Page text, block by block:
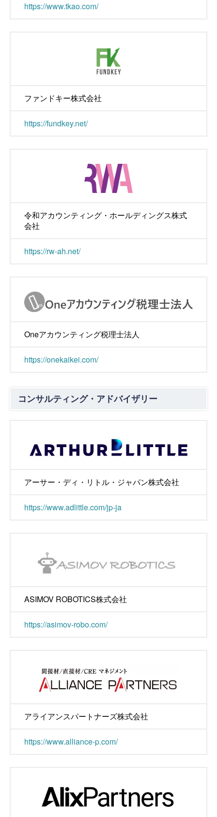
https://www.tkao.com/
ファンドキー株式会社
https://fundkey.net/
令和アカウンティング・ホールディングス株式
会社
https://rw-ah.net/
Oneアカウンティング税理士法人
https://onekaikei.com/
コンサルティング・アドバイザリー
アーサー・ディ・リトル・ジャパン株式会社
https://www.adlittle.com/jp-ja
ASIMOV ROBOTICS株式会社
https://asimov-robo.com/
アライアンスパートナーズ株式会社
https://www.alliance-p.com/